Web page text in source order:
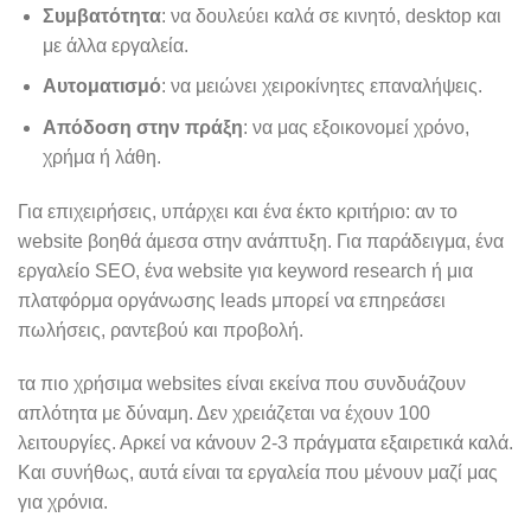
Συμβατότητα: να δουλεύει καλά σε κινητό, desktop και
με άλλα εργαλεία.
Αυτοματισμό: να μειώνει χειροκίνητες επαναλήψεις.
Απόδοση στην πράξη: να μας εξοικονομεί χρόνο,
χρήμα ή λάθη.
Για επιχειρήσεις, υπάρχει και ένα έκτο κριτήριο: αν το
website βοηθά άμεσα στην ανάπτυξη. Για παράδειγμα, ένα
εργαλείο SEO, ένα website για keyword research ή μια
πλατφόρμα οργάνωσης leads μπορεί να επηρεάσει
πωλήσεις, ραντεβού και προβολή.
τα πιο χρήσιμα websites είναι εκείνα που συνδυάζουν
απλότητα με δύναμη. Δεν χρειάζεται να έχουν 100
λειτουργίες. Αρκεί να κάνουν 2-3 πράγματα εξαιρετικά καλά.
Και συνήθως, αυτά είναι τα εργαλεία που μένουν μαζί μας
για χρόνια.